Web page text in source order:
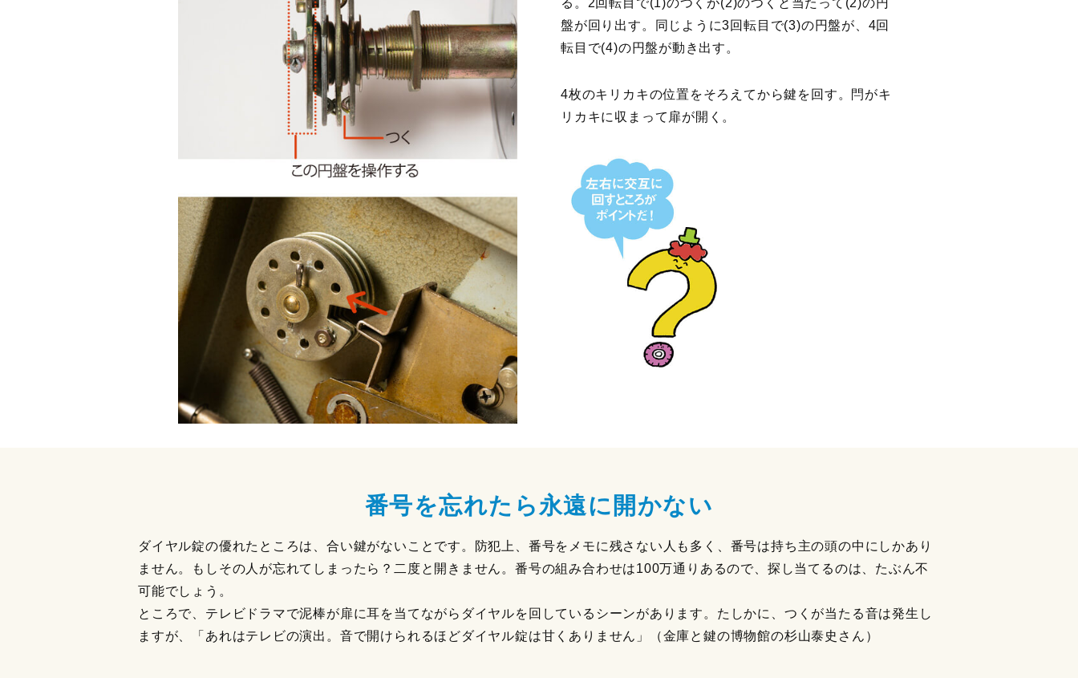
る。2回転目で(1)のつくが(2)のつくと当たって(2)の円
盤が回り出す。同じように3回転目で(3)の円盤が、4回
転目で(4)の円盤が動き出す。
4枚のキリカキの位置をそろえてから鍵を回す。閂がキ
リカキに収まって扉が開く。
番号を忘れたら永遠に開かない
ダイヤル錠の優れたところは、合い鍵がないことです。防犯上、番号をメモに残さない人も多く、番号は持ち主の頭の中にしかあり
ません。もしその人が忘れてしまったら？二度と開きません。番号の組み合わせは100万通りあるので、探し当てるのは、たぶん不
可能でしょう。
ところで、テレビドラマで泥棒が扉に耳を当てながらダイヤルを回しているシーンがあります。たしかに、つくが当たる音は発生し
ますが、「あれはテレビの演出。音で開けられるほどダイヤル錠は甘くありません」（金庫と鍵の博物館の杉山泰史さん）